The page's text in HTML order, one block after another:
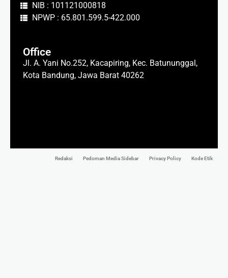
NIB : 101121000818
NPWP : 65.801.599.5-422.000
Office
Jl. A. Yani No.252, Kacapiring, Kec. Batununggal,
Kota Bandung, Jawa Barat 40262
Redaksi Pedoman Media Sidebar Privacy Policy Kode Etik